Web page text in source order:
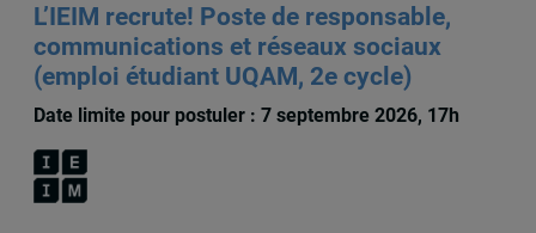
L’IEIM recrute! Poste de responsable,
communications et réseaux sociaux
(emploi étudiant UQAM, 2e cycle)
Date limite pour postuler : 7 septembre 2026, 17h